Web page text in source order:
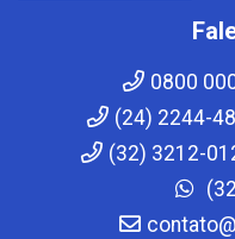
0800
(24) 2244-
(32) 3212-